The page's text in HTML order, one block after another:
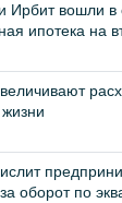
Ирбит вошли в
ипотека на
оборот по